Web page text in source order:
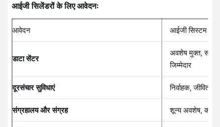
आईजी सिलेंडरों के लिए आवेदनः
आवेदन आईजी सिस्टम
डाटा सेंटर
अवशेष मुक्त, सर्वर
जिम्मेदार
दूरसंचार सुविधाएं निर्वाहक, जीवित
संग्रहालय और संग्रह शून्य अवशेष,